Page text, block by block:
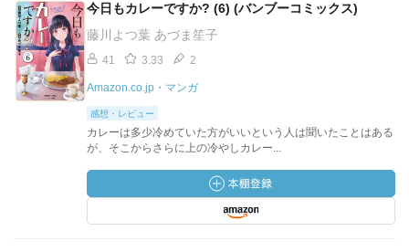
今日もカレーですか? (6) (バンブーコミックス)
藤川よつ葉 あづま笙子
41 3.33 2
Amazon.co.jp・マンガ
感想・レビュー
カレーは多少冷めていた方がいいという人は聞いたことはある
が、そこからさらに上の冷やしカレー...